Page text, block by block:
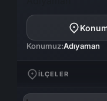
Gece Modu
Gece modunu seçin.
Sistem modunu seçin.
Konumuz:Adıyaman
İLÇELER